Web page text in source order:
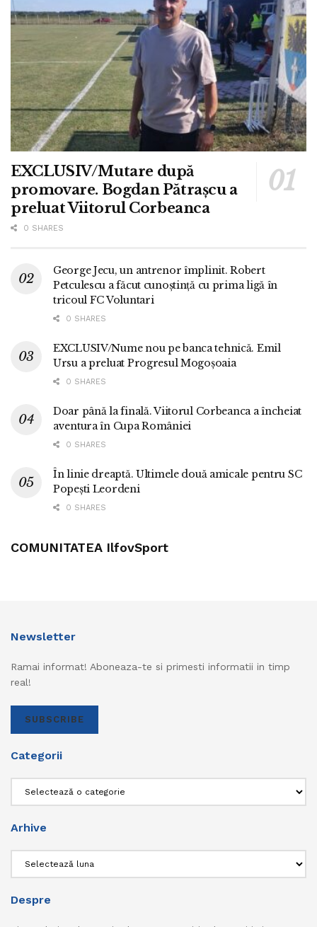
EXCLUSIV/Mutare după
promovare. Bogdan Pătrașcu a
preluat Viitorul Corbeanca
0 SHARES
George Jecu, un antrenor împlinit. Robert
Petculescu a făcut cunoștință cu prima ligă în
tricoul FC Voluntari
0 SHARES
EXCLUSIV/Nume nou pe banca tehnică. Emil
Ursu a preluat Progresul Mogoșoaia
0 SHARES
Doar până la finală. Viitorul Corbeanca a încheiat
aventura în Cupa României
0 SHARES
În linie dreaptă. Ultimele două amicale pentru SC
Popești Leordeni
0 SHARES
COMUNITATEA IlfovSport
Newsletter
Ramai informat! Aboneaza-te si primesti informatii in timp
real!
SUBSCRIBE
Categorii
Arhive
Despre